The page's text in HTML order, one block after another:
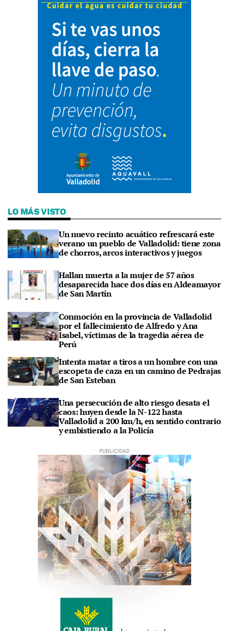
LO MÁS VISTO
Un nuevo recinto acuático refrescará este
verano un pueblo de Valladolid: tiene zona
de chorros, arcos interactivos y juegos
Hallan muerta a la mujer de 57 años
desaparecida hace dos días en Aldeamayor
de San Martín
Conmoción en la provincia de Valladolid
por el fallecimiento de Alfredo y Ana
Isabel, víctimas de la tragedia aérea de
Perú
Intenta matar a tiros a un hombre con una
escopeta de caza en un camino de Pedrajas
de San Esteban
Una persecución de alto riesgo desata el
caos: huyen desde la N-122 hasta
Valladolid a 200 km/h, en sentido contrario
y embistiendo a la Policía